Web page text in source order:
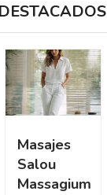
Masajes
Salou
Massagium